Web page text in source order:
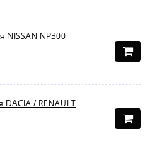
NISSAN NP300
/ RENAULT